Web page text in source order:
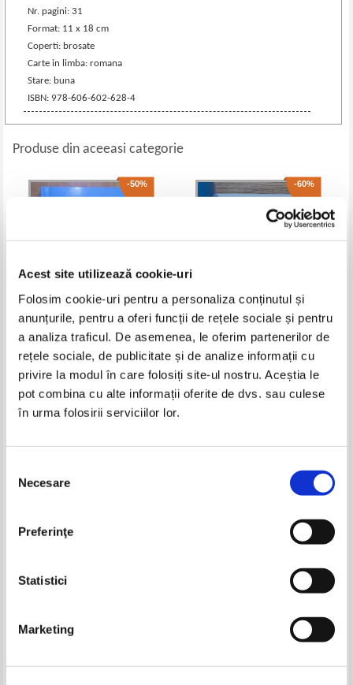
Acest site utilizează cookie-uri
Folosim cookie-uri pentru a personaliza conținutul și
anunțurile, pentru a oferi funcții de rețele sociale și pentru
a analiza traficul. De asemenea, le oferim partenerilor de
rețele sociale, de publicitate și de analize informații cu
privire la modul în care folosiți site-ul nostru. Aceștia le
pot combina cu alte informații oferite de dvs. sau culese
în urma folosirii serviciilor lor.
consimțământului
Necesare
Preferinţe
Statistici
Marketing
Nr. pagini: 31
Format: 11 x 18 cm
Coperti: brosate
Carte in limba: romana
Stare: buna
ISBN: 978-606-602-628-4
Produse din aceeasi categorie
-50%
C. D. Zeletin - Scanteind ca
Sirius...
Pret:25,00Lei 12,50 Lei
Adaugă în coș
-60%
Gheorghe Ploscaru - Slava
eroilor si vitejilor mehedinteni
(cu autograful autorului)
Pret:32,00Lei 12,80 Lei
Adaugă în coș
-40%
Romaniei (volumul 1)
Adaugă în coș
-20%
Nicolae Iorga - Scrieri despre
Adaugă în coș